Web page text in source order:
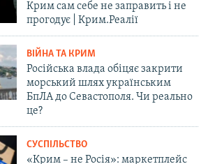
Крим сам себе не заправить і не
прогодує | Крим.Реалії
ВІЙНА ТА КРИМ
Російська влада обіцяє закрити
морський шлях українським
БпЛА до Севастополя. Чи реально
це?
СУСПІЛЬСТВО
«Крим – не Росія»: маркетплейс